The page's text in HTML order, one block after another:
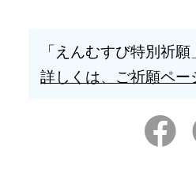
「えんむすび特別祈願
詳しくは、ご祈願ペー